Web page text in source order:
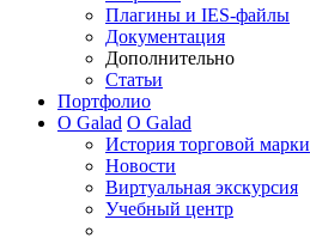
Плагины и IES-файлы
Документация
Дополнительно
Статьи
Портфолио
О Galad О Galad
История торговой марки
Новости
Виртуальная экскурсия
Учебный центр